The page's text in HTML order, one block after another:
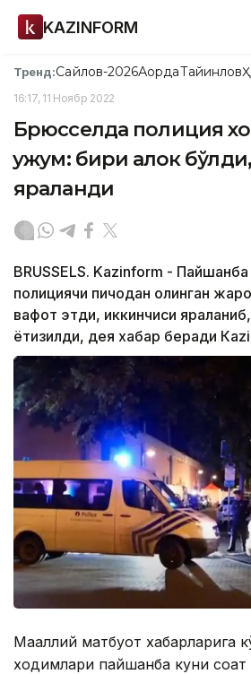
KAZINFORM
Тренд:Сайлов-2026АқордаТайинлов
16:17, 11 Ноябр 2022
Брюсселда полиция
ҳужум: бири ҳалок
яраланди
BRUSSELS. Kazinform -
полициячи пичоқдан олинган
вафот этди, иккинчиси
ётқизилди, дея хабар беради
Маҳаллий матбуот хабарларига
ходимлари пайшанба куни соат